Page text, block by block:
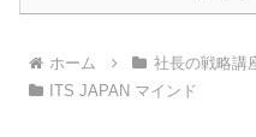
ホーム
社長の戦略講
ITS JAPAN マインド